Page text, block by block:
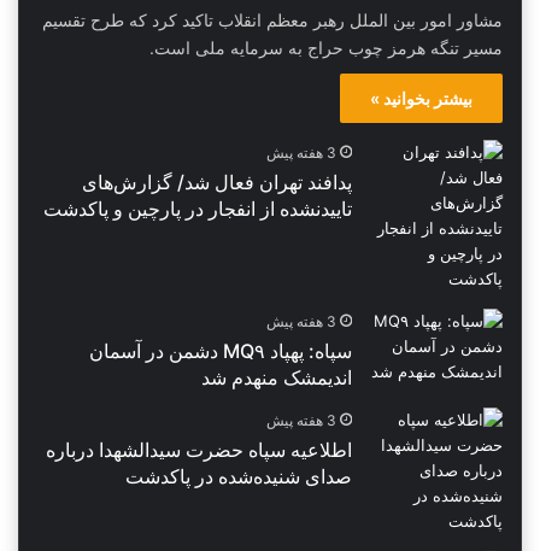
مشاور امور بین الملل رهبر معظم انقلاب تاکید کرد که طرح تقسیم
مسیر تنگه هرمز چوب حراج به سرمایه ملی است.
بیشتر بخوانید »
3 هفته پیش
پدافند تهران فعال شد/ گزارش‌های
تاییدنشده از انفجار در پارچین و پاکدشت
3 هفته پیش
سپاه: پهپاد MQ۹ دشمن در آسمان
اندیمشک منهدم شد
3 هفته پیش
اطلاعیه سپاه حضرت سیدالشهدا درباره
صدای شنیده‌شده در پاکدشت